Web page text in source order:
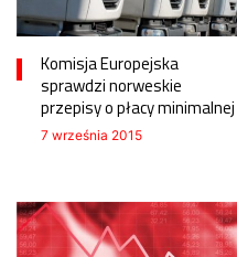
Komisja Europejska
sprawdzi norweskie
przepisy o płacy minimalnej
7 września 2015